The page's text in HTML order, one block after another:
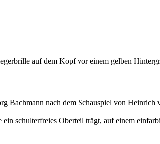
Bachmann nach dem Schauspiel von Heinrich